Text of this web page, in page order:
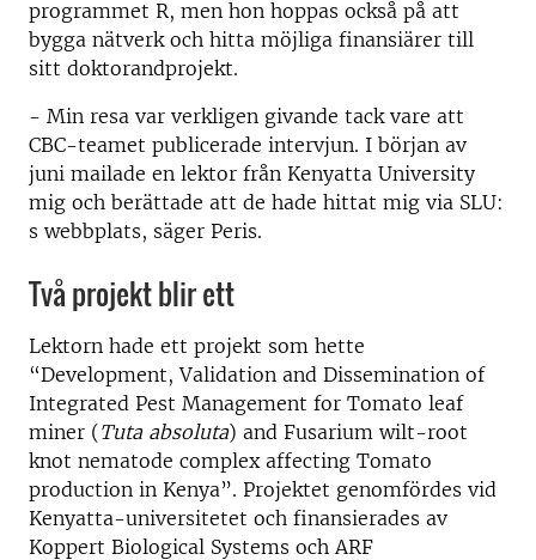
programmet R, men hon hoppas också på att
bygga nätverk och hitta möjliga finansiärer till
sitt doktorandprojekt.
- Min resa var verkligen givande tack vare att
CBC-teamet publicerade intervjun. I början av
juni mailade en lektor från Kenyatta University
mig och berättade att de hade hittat mig via SLU:
s webbplats, säger Peris.
Två projekt blir ett
Lektorn hade ett projekt som hette
“Development, Validation and Dissemination of
Integrated Pest Management for Tomato leaf
miner (Tuta absoluta) and Fusarium wilt-root
knot nematode complex affecting Tomato
production in Kenya”. Projektet genomfördes vid
Kenyatta-universitetet och finansierades av
Koppert Biological Systems och ARF